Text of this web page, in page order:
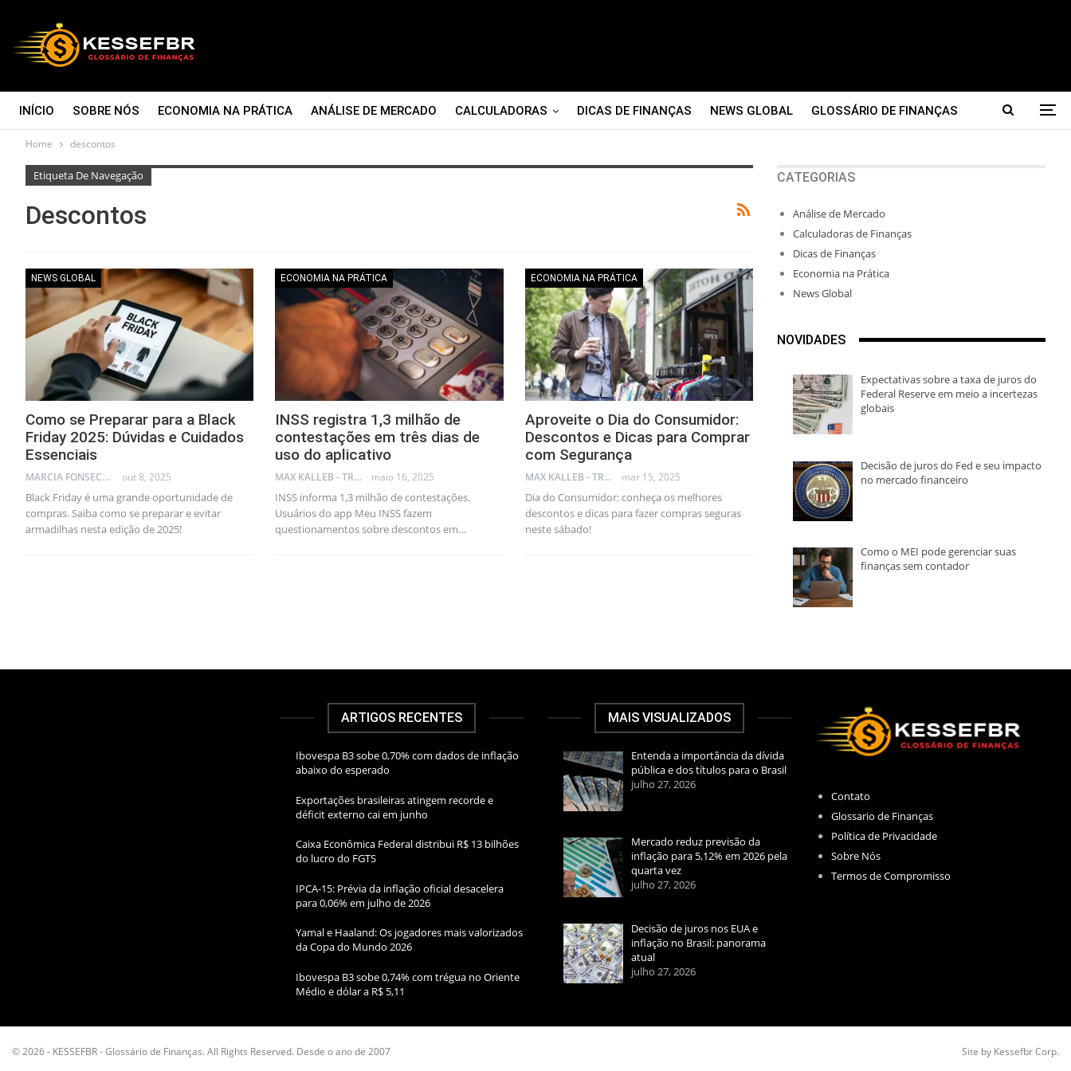
INÍCIO SOBRE NÓS ECONOMIA NA PRÁTICA ANÁLISE DE MERCADO CALCULADORAS DICAS DE FINANÇAS NEWS GLOBAL GLOSSÁRIO DE FINANÇAS
CONTATO
Home descontos
Etiqueta De Navegação
Descontos
NEWS GLOBAL
Como se Preparar para a Black
Friday 2025: Dúvidas e Cuidados
Essenciais
MARCIA FONSECA - FINANCIAL CONSULTANT out 8, 2025
Black Friday é uma grande oportunidade de
compras. Saiba como se preparar e evitar
armadilhas nesta edição de 2025!
ECONOMIA NA PRÁTICA
INSS registra 1,3 milhão de
contestações em três dias de
uso do aplicativo
MAX KALLEB - TRADER maio 16, 2025
INSS informa 1,3 milhão de contestações.
Usuários do app Meu INSS fazem
questionamentos sobre descontos em…
ECONOMIA NA PRÁTICA
Aproveite o Dia do Consumidor:
Descontos e Dicas para Comprar
com Segurança
MAX KALLEB - TRADER mar 15, 2025
Dia do Consumidor: conheça os melhores
descontos e dicas para fazer compras seguras
neste sábado!
CATEGORIAS
Análise de Mercado
Calculadoras de Finanças
Dicas de Finanças
Economia na Prática
News Global
NOVIDADES
Expectativas sobre a taxa de juros do
Federal Reserve em meio a incertezas
globais
Decisão de juros do Fed e seu impacto
no mercado financeiro
Como o MEI pode gerenciar suas
finanças sem contador
ARTIGOS RECENTES
Ibovespa B3 sobe 0,70% com dados de inflação
abaixo do esperado
Exportações brasileiras atingem recorde e
déficit externo cai em junho
Caixa Econômica Federal distribui R$ 13 bilhões
do lucro do FGTS
IPCA-15: Prévia da inflação oficial desacelera
para 0,06% em julho de 2026
Yamal e Haaland: Os jogadores mais valorizados
da Copa do Mundo 2026
Ibovespa B3 sobe 0,74% com trégua no Oriente
Médio e dólar a R$ 5,11
MAIS VISUALIZADOS
Entenda a importância da dívida
pública e dos títulos para o Brasil
julho 27, 2026
Mercado reduz previsão da
inflação para 5,12% em 2026 pela
quarta vez
julho 27, 2026
Decisão de juros nos EUA e
inflação no Brasil: panorama
atual
julho 27, 2026
Contato
Glossario de Finanças
Política de Privacidade
Sobre Nós
Termos de Compromisso
© 2026 - KESSEFBR - Glossário de Finanças. All Rights Reserved. Desde o ano de 2007 Site by Kessefbr Corp.